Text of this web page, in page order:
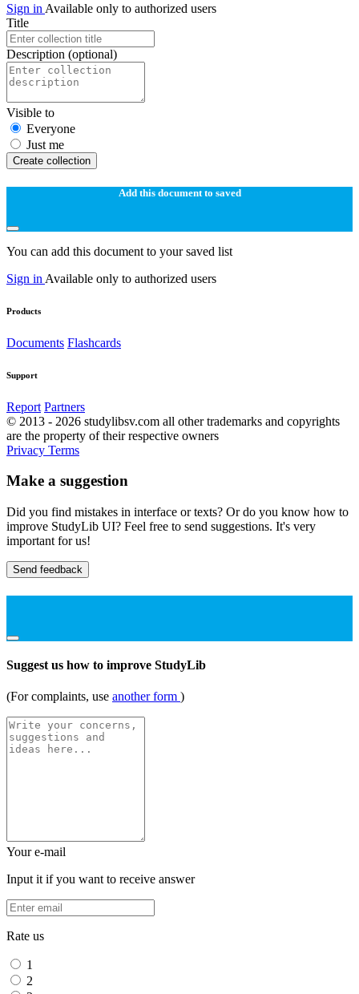
Sign in Available only to authorized users
Title
Description (optional)
Visible to
Everyone
Just me
Create collection
Add this document to saved
You can add this document to your saved list
Sign in Available only to authorized users
Products
Documents Flashcards
Support
Report Partners
© 2013 - 2026 studylibsv.com all other trademarks and copyrights
are the property of their respective owners
Privacy Terms
Make a suggestion
Did you find mistakes in interface or texts? Or do you know how to
improve StudyLib UI? Feel free to send suggestions. It's very
important for us!
Send feedback
Suggest us how to improve StudyLib
(For complaints, use another form )
Your e-mail
Input it if you want to receive answer
Rate us
1
2